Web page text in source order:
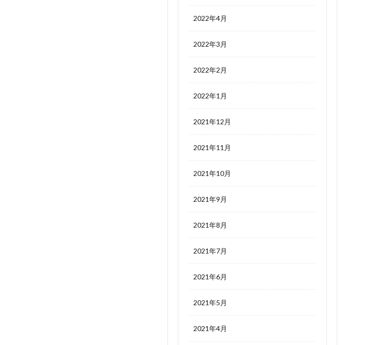
2022年4月
2022年3月
2022年2月
2022年1月
2021年12月
2021年11月
2021年10月
2021年9月
2021年8月
2021年7月
2021年6月
2021年5月
2021年4月